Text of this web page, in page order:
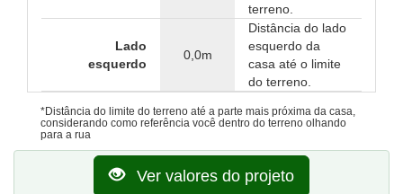
terreno.
Lado
esquerdo
0,0m
Distância do lado
esquerdo da
casa até o limite
do terreno.
*Distância do limite do terreno até a parte mais próxima da casa,
considerando como referência você dentro do terreno olhando
para a rua
Ver valores do projeto